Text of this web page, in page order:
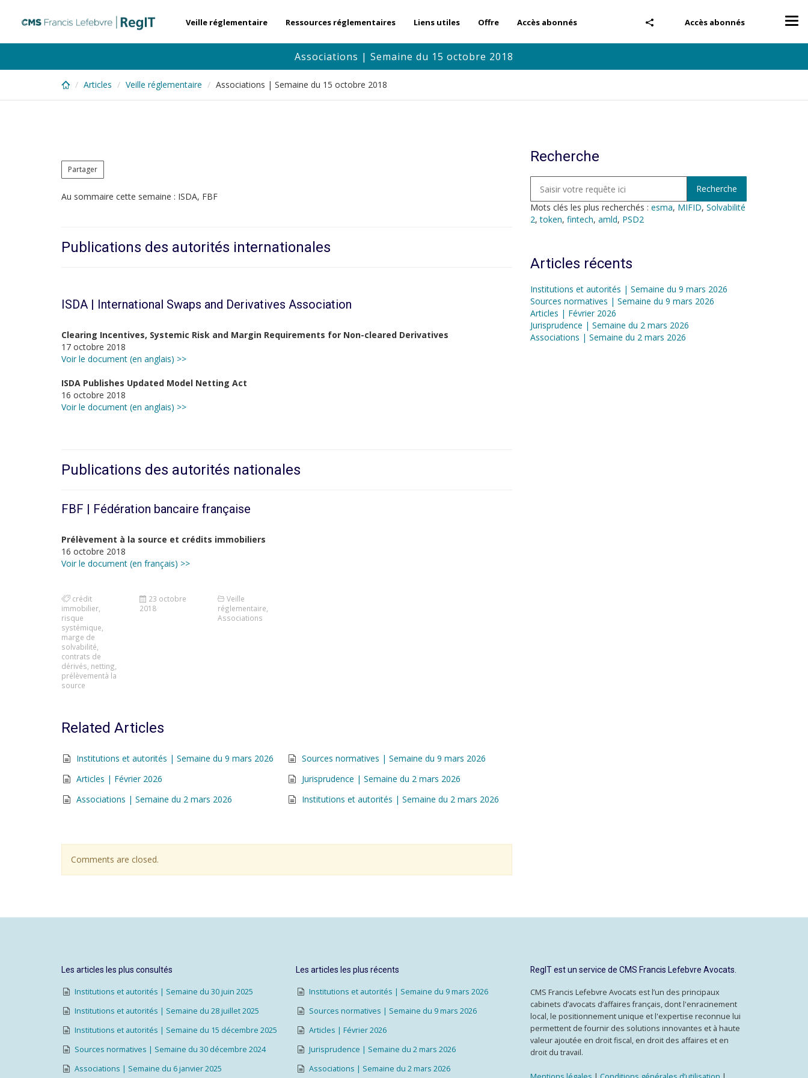
content
Accès abonnés
Veille réglementaire Ressources réglementaires Liens utiles Offre Accès abonnés
Associations | Semaine du 15 octobre 2018
Articles Veille réglementaire Associations | Semaine du 15 octobre 2018
Partager
Au sommaire cette semaine : ISDA, FBF
Publications des autorités internationales
ISDA | International Swaps and Derivatives Association
Clearing Incentives, Systemic Risk and Margin Requirements for Non-cleared Derivatives
17 octobre 2018
Voir le document (en anglais) >>
ISDA Publishes Updated Model Netting Act
16 octobre 2018
Voir le document (en anglais) >>
Publications des autorités nationales
FBF | Fédération bancaire française
Prélèvement à la source et crédits immobiliers
16 octobre 2018
Voir le document (en français) >>
crédit
immobilier
risque
systémique
marge de
solvabilité
contrats de
dérivés netting
prélèvementà la
source
23 octobre
2018
Veille
réglementaire
Associations
Related Articles
Institutions et autorités | Semaine du 9 mars 2026
Sources normatives | Semaine du 9 mars 2026
Articles | Février 2026
Jurisprudence | Semaine du 2 mars 2026
Associations | Semaine du 2 mars 2026
Institutions et autorités | Semaine du 2 mars 2026
Comments are closed.
Recherche
Mots clés les plus recherchés : esma, MIFID, Solvabilité
2,token, fintech, amld, PSD2
Articles récents
Institutions et autorités | Semaine du 9 mars 2026
Sources normatives | Semaine du 9 mars 2026
Articles | Février 2026
Jurisprudence | Semaine du 2 mars 2026
Associations | Semaine du 2 mars 2026
Les articles les plus consultés
Institutions et autorités | Semaine du 30 juin 2025
Institutions et autorités | Semaine du 28 juillet 2025
Institutions et autorités | Semaine du 15 décembre 2025
Sources normatives | Semaine du 30 décembre 2024
Associations | Semaine du 6 janvier 2025
Les articles les plus récents
Institutions et autorités | Semaine du 9 mars 2026
Sources normatives | Semaine du 9 mars 2026
Articles | Février 2026
Jurisprudence | Semaine du 2 mars 2026
Associations | Semaine du 2 mars 2026
RegIT est un service de CMS Francis Lefebvre Avocats.
CMS Francis Lefebvre Avocats est l’un des principaux
cabinets d’avocats d’affaires français, dont l'enracinement
local, le positionnement unique et l'expertise reconnue lui
permettent de fournir des solutions innovantes et à haute
valeur ajoutée en droit fiscal, en droit des affaires et en
droit du travail.